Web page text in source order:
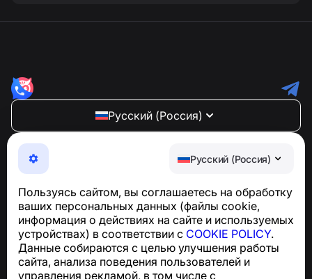
Русский (Россия)
Пользуясь сайтом, вы соглашаетесь на обработку
ваших персональных данных (файлы cookie,
информация о действиях на сайте и используемых
устройствах) в соответствии с COOKIE POLICY.
Данные собираются с целью улучшения работы
сайта, анализа поведения пользователей и
управления рекламой, в том числе с
Русский (Россия)
NumBuster © 2013—2026 ·
Максимально удобное приложение для защиты от
телефонных мошенников, спама и нежелательных
Для запросов по соблюдению GDPR:
support@numbuster.com
Центр поддержки
Новости и статьи